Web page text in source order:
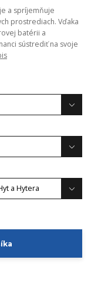
a spríjemňuje
prostrediach. Vďaka
batérii a
sústrediť na svoje